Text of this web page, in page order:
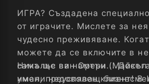
ИГРА? Създадена
от играчите. Мислете за нея
чудесно преживяване.
можете да се включите в
сама ще ви намери...
имали недоволен клиент! В
Никълъс ван Ортън (Майкъл
умен, преуспяващ